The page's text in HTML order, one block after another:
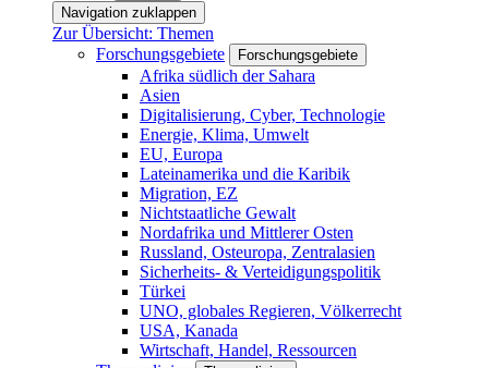
Navigation zuklappen
Zur Übersicht: Themen
Forschungsgebiete
Forschungsgebiete
Afrika südlich der Sahara
Asien
Digitalisierung, Cyber, Technologie
Energie, Klima, Umwelt
EU, Europa
Lateinamerika und die Karibik
Migration, EZ
Nichtstaatliche Gewalt
Nordafrika und Mittlerer Osten
Russland, Osteuropa, Zentralasien
Sicherheits- & Verteidigungspolitik
Türkei
UNO, globales Regieren, Völkerrecht
USA, Kanada
Wirtschaft, Handel, Ressourcen